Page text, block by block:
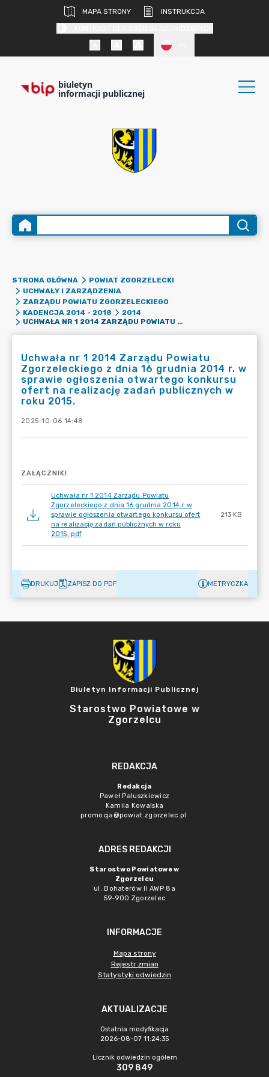
MAPA STRONY
INSTRUKCJA
biuletyn
informacji publicznej
STRONA GŁÓWNA
POWIAT ZGORZELECKI
UCHWAŁY I ZARZĄDZENIA
ZARZĄDU POWIATU ZGORZELECKIEGO
KADENCJA 2014 - 2018
2014
UCHWAŁA NR 1 2014 ZARZĄDU POWIATU ZGORZELECKIEGO Z DNIA 16 GRUDNIA 2014 R. W SPRAWIE OGŁOSZENIA OTWARTEGO KONKURSU OFERT NA REALIZACJĘ ZADAŃ PUBLICZNYCH W ROKU 2015.
Uchwała nr 1 2014 Zarządu Powiatu
Zgorzeleckiego z dnia 16 grudnia 2014 r. w
sprawie ogłoszenia otwartego konkursu
ofert na realizację zadań publicznych w
roku 2015.
2025-10-06 14:48
ZAŁĄCZNIKI
Uchwała nr 1 2014 Zarządu Powiatu
Zgorzeleckiego z dnia 16 grudnia 2014 r. w
sprawie ogłoszenia otwartego konkursu ofert
na realizację zadań publicznych w roku
2015..pdf
213 KB
DRUKUJ ZAPISZ DO PDF METRYCZKA
Biuletyn Informacji Publicznej
Starostwo Powiatowe w
Zgorzelcu
REDAKCJA
Redakcja
Paweł Paluszkiewicz
Kamila Kowalska
promocja@powiat.zgorzelec.pl
ADRES REDAKCJI
Starostwo Powiatowe w
Zgorzelcu
ul. Bohaterów II AWP 8a
59-900 Zgorzelec
INFORMACJE
Mapa strony
Rejestr zmian
Statystyki odwiedzin
AKTUALIZACJE
Ostatnia modyfikacja
2026-08-07 11:24:35
Licznik odwiedzin ogółem
309 849